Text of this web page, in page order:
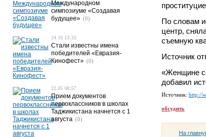
По словам
центр,
съемную
Источник
«Женщине
добавил
Источник: http://
обсудить
На
Международном
симпозиуме «Создавая
будущее» (0)
24.10 13:33
Стали известны имена
победителей «Евразия-
Кинофест» (0)
22.05 08:57
Прием документов
первоклассников в школах
Таджикистана начнется с 1
августа (0)